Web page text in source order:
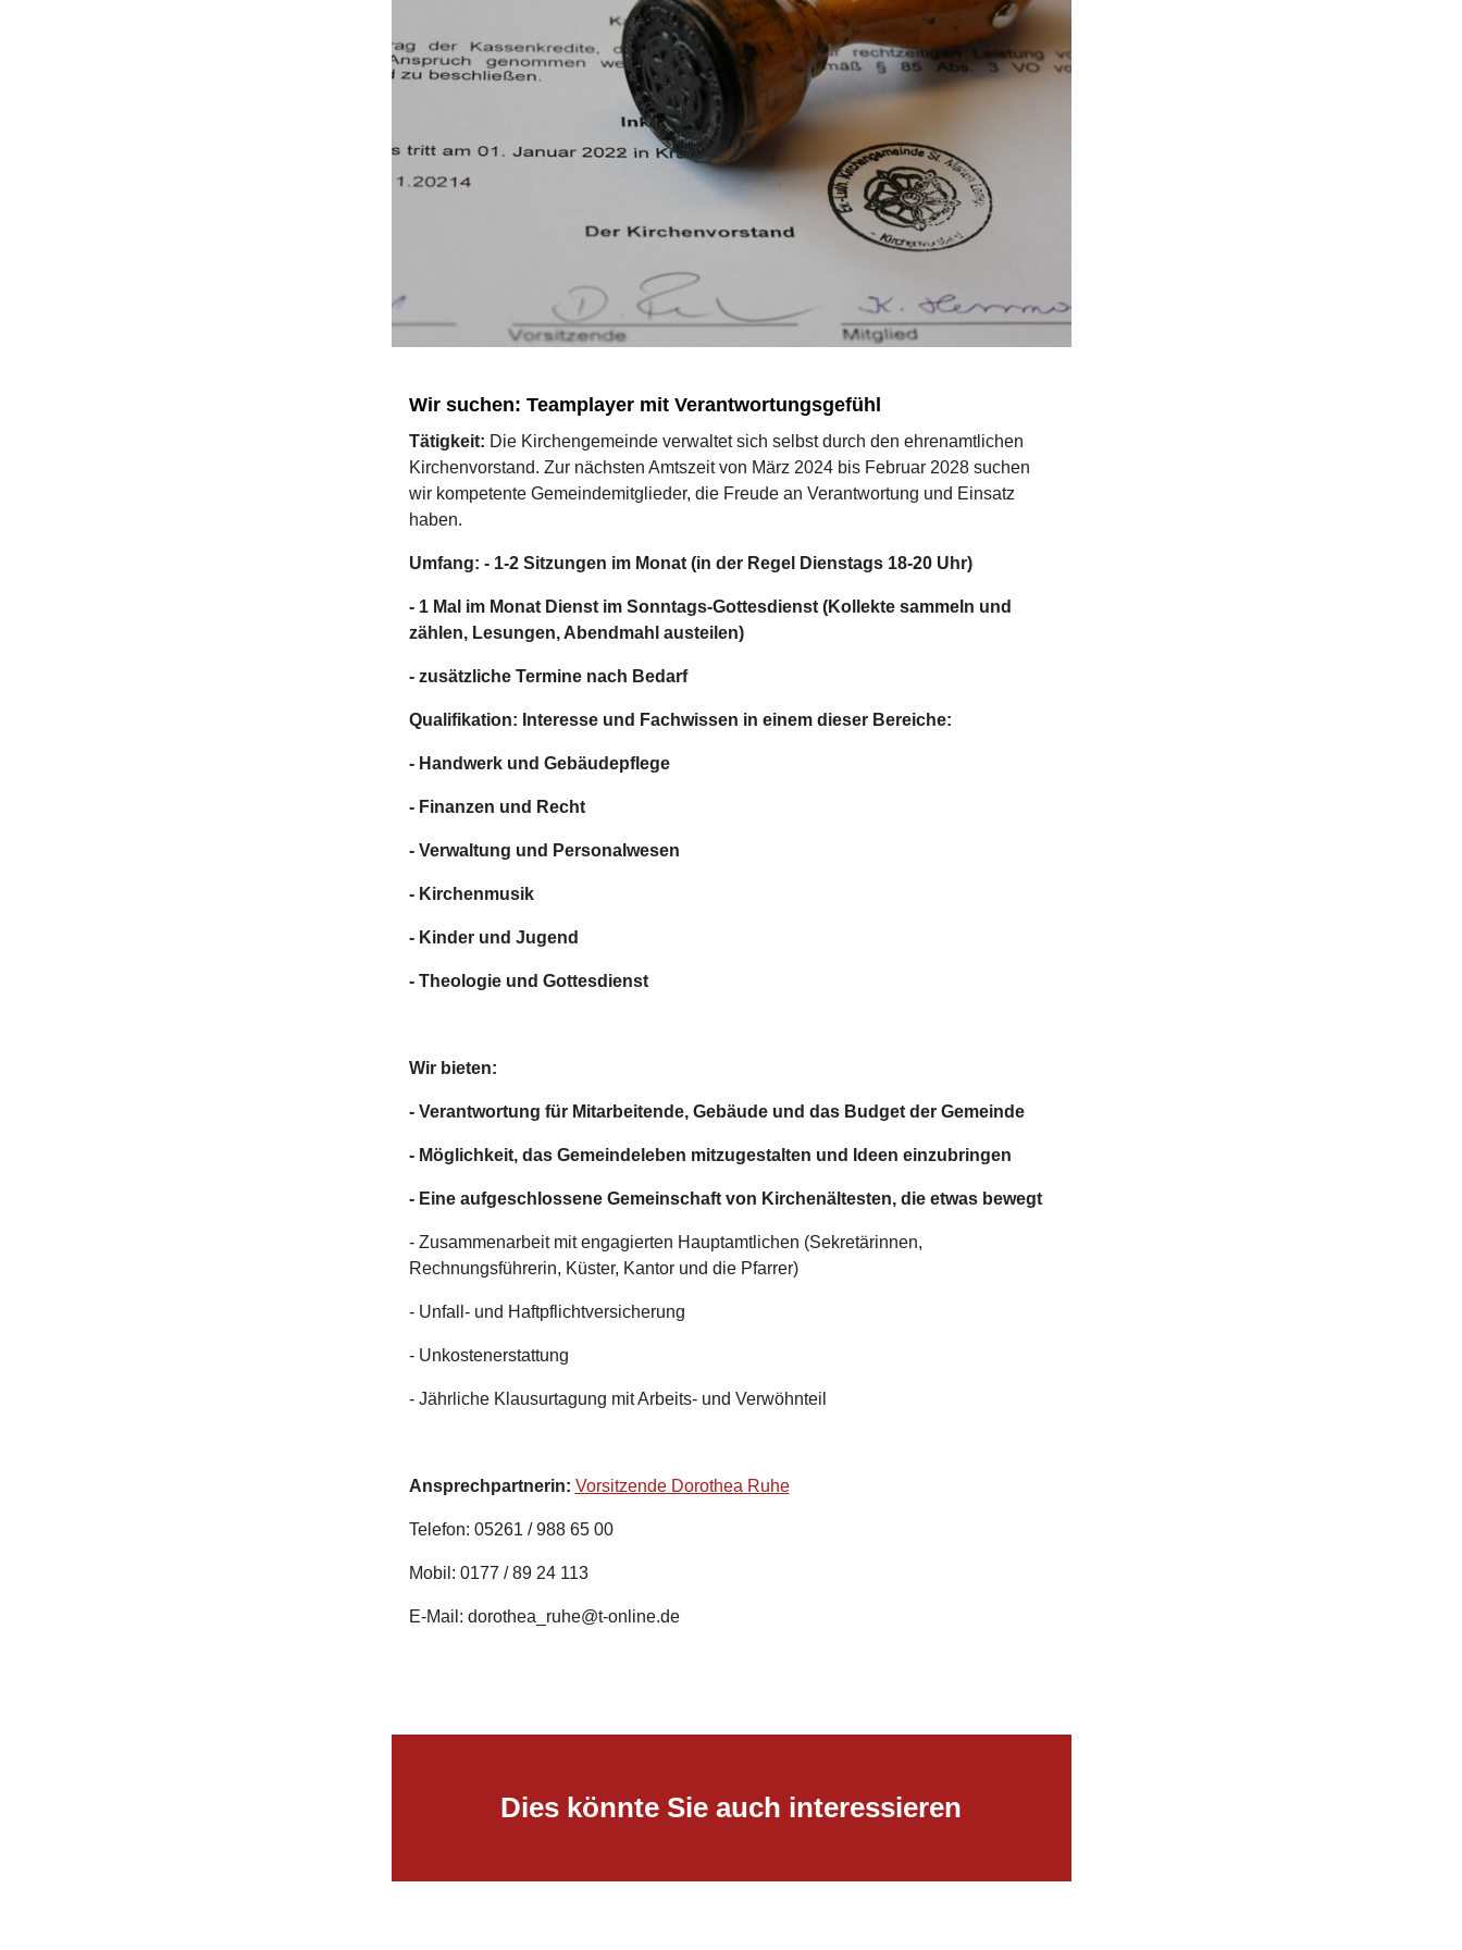
Wir suchen: Teamplayer mit Verantwortungsgefühl
Tätigkeit: Die Kirchengemeinde verwaltet sich selbst durch den ehrenamtlichen
Kirchenvorstand. Zur nächsten Amtszeit von März 2024 bis Februar 2028 suchen
wir kompetente Gemeindemitglieder, die Freude an Verantwortung und Einsatz
haben.
Umfang: - 1-2 Sitzungen im Monat (in der Regel Dienstags 18-20 Uhr)
- 1 Mal im Monat Dienst im Sonntags-Gottesdienst (Kollekte sammeln und
zählen, Lesungen, Abendmahl austeilen)
- zusätzliche Termine nach Bedarf
Qualifikation: Interesse und Fachwissen in einem dieser Bereiche:
- Handwerk und Gebäudepflege
- Finanzen und Recht
- Verwaltung und Personalwesen
- Kirchenmusik
- Kinder und Jugend
- Theologie und Gottesdienst
Wir bieten:
- Verantwortung für Mitarbeitende, Gebäude und das Budget der Gemeinde
- Möglichkeit, das Gemeindeleben mitzugestalten und Ideen einzubringen
- Eine aufgeschlossene Gemeinschaft von Kirchenältesten, die etwas bewegt
- Zusammenarbeit mit engagierten Hauptamtlichen (Sekretärinnen,
Rechnungsführerin, Küster, Kantor und die Pfarrer)
- Unfall- und Haftpflichtversicherung
- Unkostenerstattung
- Jährliche Klausurtagung mit Arbeits- und Verwöhnteil
Ansprechpartnerin: Vorsitzende Dorothea Ruhe
Telefon: 05261 / 988 65 00
Mobil: 0177 / 89 24 113
E-Mail: dorothea_ruhe@t-online.de
Dies könnte Sie auch interessieren